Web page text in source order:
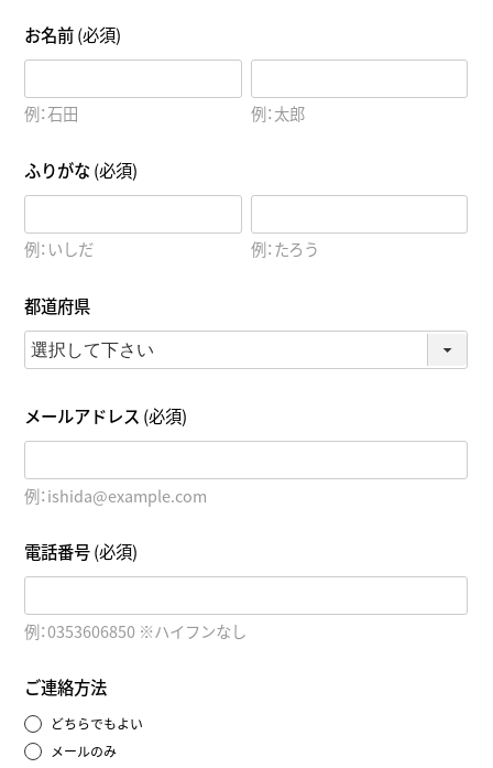
お名前(必須)
例：石田 例：太郎
ふりがな(必須)
例：いしだ 例：たろう
都道府県
メールアドレス (必須)
例：ishida@example.com
電話番号(必須)
例：0353606850 ※ハイフンなし
ご連絡方法
どちらでもよい
メールのみ